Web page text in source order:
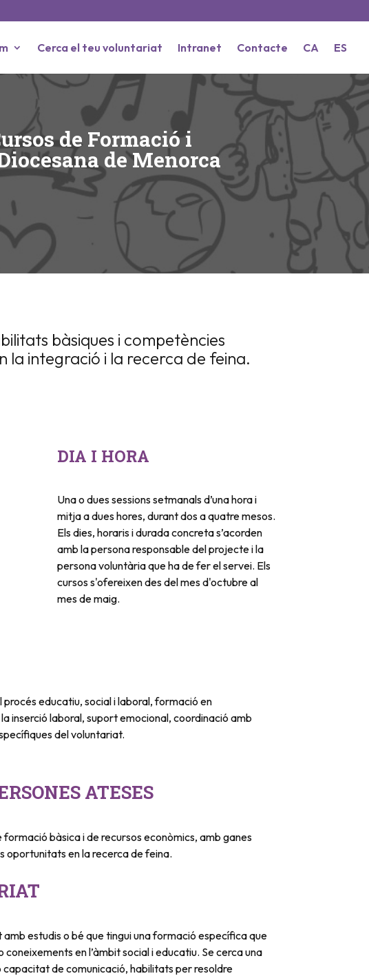
Cerca el teu voluntariat Intranet Contacte CA ES
de Formació i
de Menorca
bàsiques i competències
la integració i la recerca de feina.
DIA I HORA
Una o dues sessions setmanals d’una hora i
mitja a dues hores, durant dos a quatre mesos.
Els dies, horaris i durada concreta s’acorden
amb la persona responsable del projecte i la
persona voluntària que ha de fer el servei. Els
cursos s'ofereixen des del mes d'octubre al
mes de maig.
educatiu, social i laboral, formació en
inserció laboral, suport emocional, coordinació amb
del voluntariat.
ATESES
bàsica i de recursos econòmics, amb ganes
oportunitats en la recerca de feina.
estudis o bé que tingui una formació específica que
en l’àmbit social i educatiu. Se cerca una
de comunicació, habilitats per resoldre